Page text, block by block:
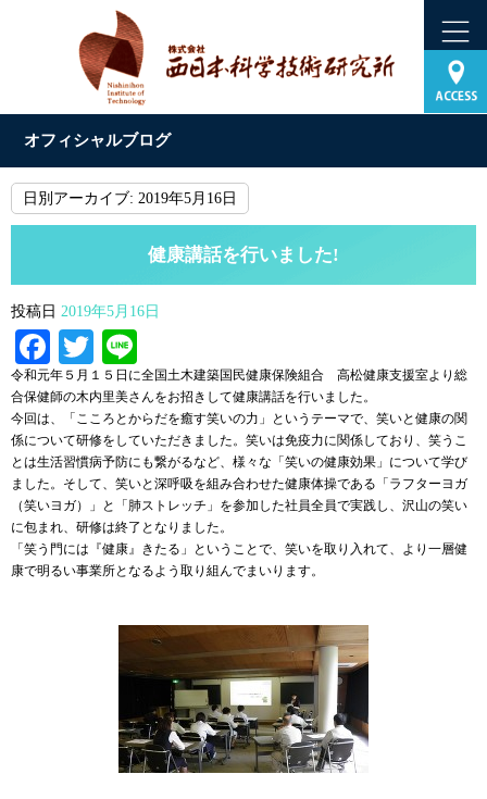
オフィシャルブログ
日別アーカイブ: 2019年5月16日
健康講話を行いました!
投稿日 2019年5月16日
Facebook
Twitter
令和元年５月１５日に全国土木建築国民健康保険組合 高松健康支援室より総
合保健師の木内里美さんをお招きして健康講話を行いました。
今回は、「こころとからだを癒す笑いの力」というテーマで、笑いと健康の関
係について研修をしていただきました。笑いは免疫力に関係しており、笑うこ
とは生活習慣病予防にも繋がるなど、様々な「笑いの健康効果」について学び
ました。そして、笑いと深呼吸を組み合わせた健康体操である「ラフターヨガ
（笑いヨガ）」と「肺ストレッチ」を参加した社員全員で実践し、沢山の笑い
に包まれ、研修は終了となりました。
「笑う門には『健康』きたる」ということで、笑いを取り入れて、より一層健
康で明るい事業所となるよう取り組んでまいります。